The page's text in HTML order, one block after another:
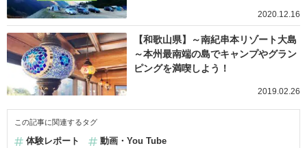
2020.12.16
【和歌山県】～南紀串本リゾート大島
～本州最南端の島でキャンプやグラン
ピングを満喫しよう！
2019.02.26
この記事に関連するタグ
体験レポート
動画・You Tube